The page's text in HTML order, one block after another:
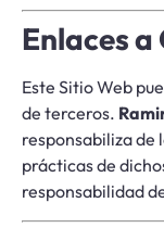
Enlaces
Este Sitio Web
de terceros.
responsabiliza de
prácticas de
responsabilidad